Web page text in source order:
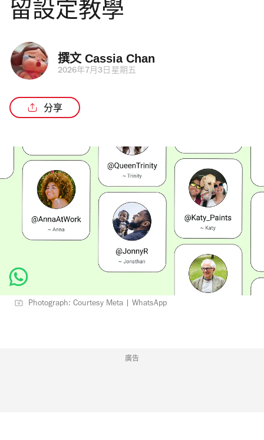
留設定教學
撰文 Cassia Chan
2026年7月3日星期五
分享
Photograph: Courtesy Meta | WhatsApp
廣告